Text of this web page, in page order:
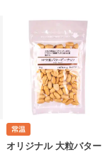
オリジナル 大粒バター